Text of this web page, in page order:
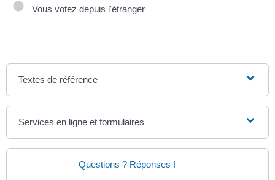
Vous votez depuis l'étranger
Textes de référence
Services en ligne et formulaires
Questions ? Réponses !